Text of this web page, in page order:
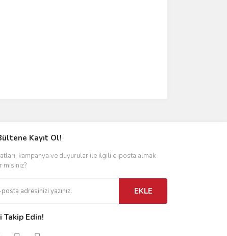
Kayıt Ol!
kampanya ve duyurular ile ilgili e-posta almak
misiniz?
EKLE
Takip Edin!